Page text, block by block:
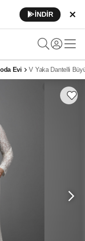
İNDİR
Evi V Yaka Dantelli